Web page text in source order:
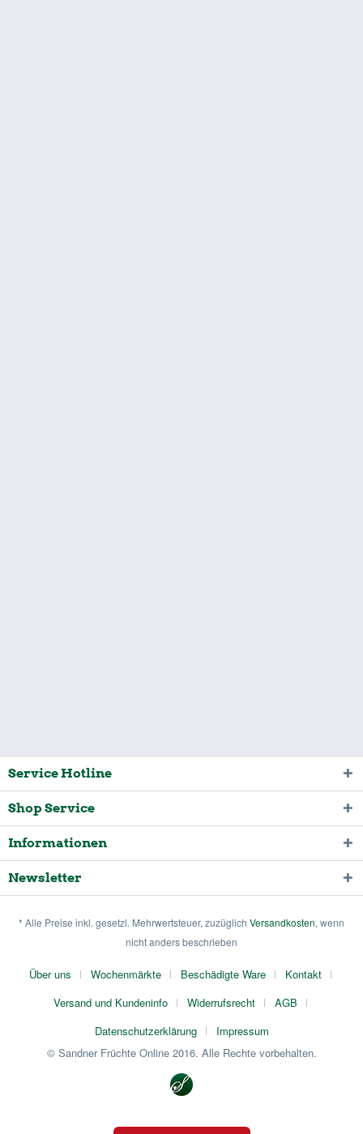
Service Hotline
Shop Service
Informationen
Newsletter
* Alle Preise inkl. gesetzl. Mehrwertsteuer, zuzüglich Versandkosten, wenn
nicht anders beschrieben
Über uns Wochenmärkte Beschädigte Ware
Kontakt
Versand und Kundeninfo
Widerrufsrecht
AGB
Datenschutzerklärung
Impressum
© Sandner Früchte Online 2016. Alle Rechte vorbehalten.